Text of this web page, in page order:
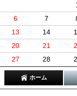
6
7
13
14
20
21
27
28
ホーム